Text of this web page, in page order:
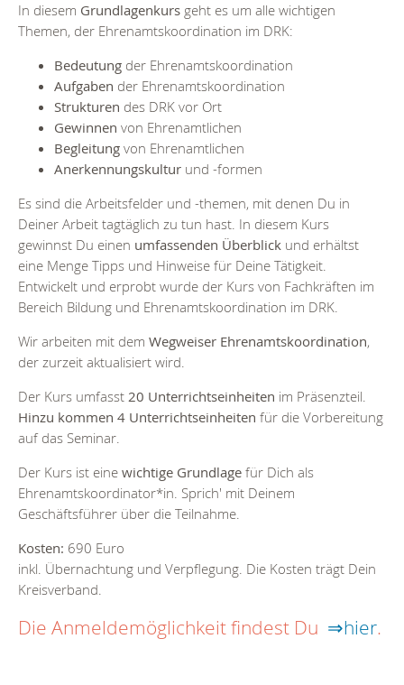
In diesem Grundlagenkurs geht es um alle wichtigen
Themen, der Ehrenamtskoordination im DRK:
Bedeutung der Ehrenamtskoordination
Aufgaben der Ehrenamtskoordination
Strukturen des DRK vor Ort
Gewinnen von Ehrenamtlichen
Begleitung von Ehrenamtlichen
Anerkennungskultur und -formen
Es sind die Arbeitsfelder und -themen, mit denen Du in
Deiner Arbeit tagtäglich zu tun hast. In diesem Kurs
gewinnst Du einen umfassenden Überblick und erhältst
eine Menge Tipps und Hinweise für Deine Tätigkeit.
Entwickelt und erprobt wurde der Kurs von Fachkräften im
Bereich Bildung und Ehrenamtskoordination im DRK.
Wir arbeiten mit dem Wegweiser Ehrenamtskoordination,
der zurzeit aktualisiert wird.
Der Kurs umfasst 20 Unterrichtseinheiten im Präsenzteil.
Hinzu kommen 4 Unterrichtseinheiten für die Vorbereitung
auf das Seminar.
Der Kurs ist eine wichtige Grundlage für Dich als
Ehrenamtskoordinator*in. Sprich' mit Deinem
Geschäftsführer über die Teilnahme.
Kosten: 690 Euro
inkl. Übernachtung und Verpflegung. Die Kosten trägt Dein
Kreisverband.
Die Anmeldemöglichkeit findest Du ⇒hier.